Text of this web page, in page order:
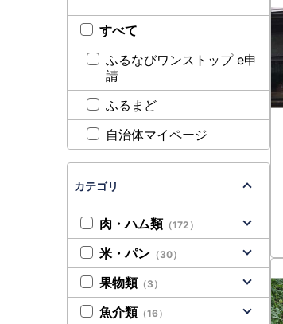
すべて
ふるなびワンストップ e申
請
ふるまど
自治体マイページ
カテゴリ
肉・ハム類 （172）
米・パン （30）
果物類 （3）
魚介類 （16）